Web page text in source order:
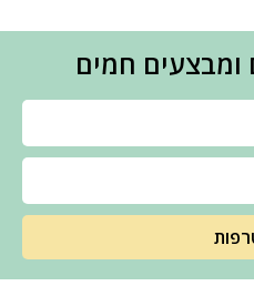
ומבצעים חמים